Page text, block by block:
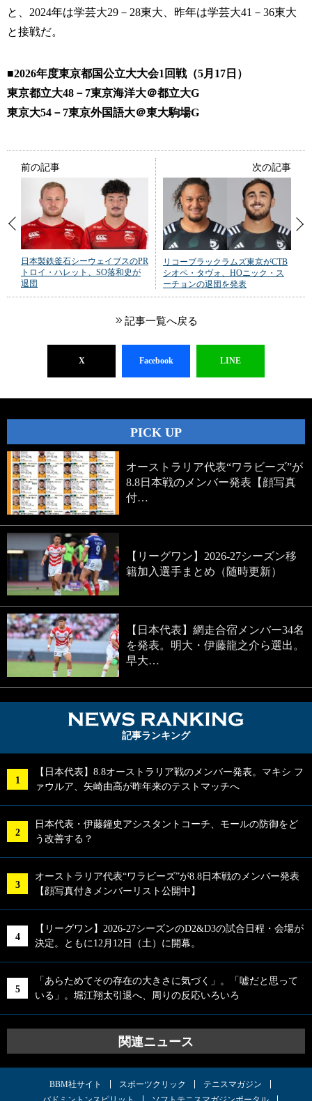
と、2024年は学芸大29－28東大、昨年は学芸大41－36東大
と接戦だ。
■2026年度東京都国公立大大会1回戦（5月17日）
東京都立大48－7東京海洋大＠都立大G
東京大54－7東京外国語大＠東大駒場G
前の記事
日本製鉄釜石シーウェイブスのPR
トロイ・ハレット、SO落和史が
退団
次の記事
リコーブラックラムズ東京がCTB
シオペ・タヴォ、HOニック・ス
ーチョンの退団を発表
記事一覧へ戻る
X Facebook LINE
PICK UP
オーストラリア代表“ワラビーズ”が
8.8日本戦のメンバー発表【顔写真
付…
【リーグワン】2026-27シーズン移
籍加入選手まとめ（随時更新）
【日本代表】網走合宿メンバー34名
を発表。明大・伊藤龍之介ら選出。
早大…
記事ランキング
【日本代表】8.8オーストラリア戦のメンバー発表。マキシ フ
ァウルア、矢崎由高が昨年来のテストマッチへ
日本代表・伊藤鐘史アシスタントコーチ、モールの防御をど
う改善する？
オーストラリア代表“ワラビーズ”が8.8日本戦のメンバー発表
【顔写真付きメンバーリスト公開中】
【リーグワン】2026-27シーズンのD2&D3の試合日程・会場が
決定。ともに12月12日（土）に開幕。
「あらためてその存在の大きさに気づく」。「嘘だと思って
いる」。堀江翔太引退へ、周りの反応いろいろ
関連ニュース
BBM社サイト スポーツクリック
テニスマガジン